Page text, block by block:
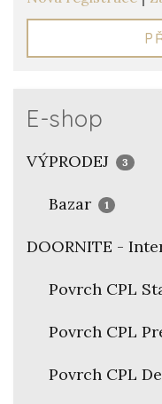
E-shop
VÝPRODEJ 3
Bazar 1
DOORNITE -
Povrch CPL
Povrch CPL
Povrch CPL